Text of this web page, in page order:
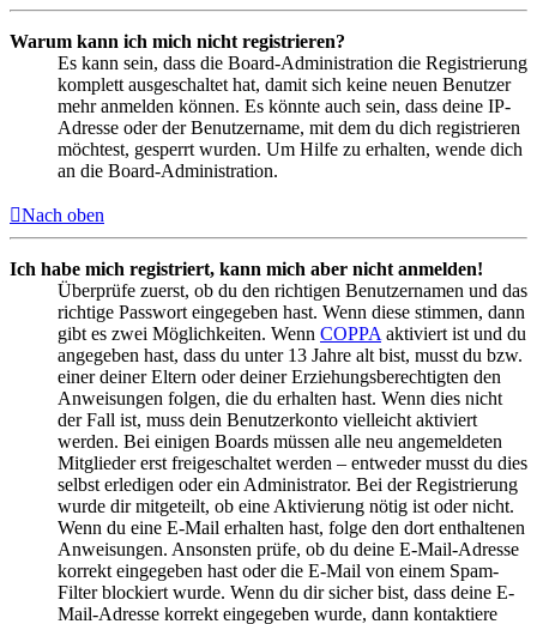
Warum kann ich mich nicht registrieren?
Es kann sein, dass die Board-Administration die Registrierung
komplett ausgeschaltet hat, damit sich keine neuen Benutzer
mehr anmelden können. Es könnte auch sein, dass deine IP-
Adresse oder der Benutzername, mit dem du dich registrieren
möchtest, gesperrt wurden. Um Hilfe zu erhalten, wende dich
an die Board-Administration.
Nach oben
Ich habe mich registriert, kann mich aber nicht anmelden!
Überprüfe zuerst, ob du den richtigen Benutzernamen und das
richtige Passwort eingegeben hast. Wenn diese stimmen, dann
gibt es zwei Möglichkeiten. Wenn COPPA aktiviert ist und du
angegeben hast, dass du unter 13 Jahre alt bist, musst du bzw.
einer deiner Eltern oder deiner Erziehungsberechtigten den
Anweisungen folgen, die du erhalten hast. Wenn dies nicht
der Fall ist, muss dein Benutzerkonto vielleicht aktiviert
werden. Bei einigen Boards müssen alle neu angemeldeten
Mitglieder erst freigeschaltet werden – entweder musst du dies
selbst erledigen oder ein Administrator. Bei der Registrierung
wurde dir mitgeteilt, ob eine Aktivierung nötig ist oder nicht.
Wenn du eine E-Mail erhalten hast, folge den dort enthaltenen
Anweisungen. Ansonsten prüfe, ob du deine E-Mail-Adresse
korrekt eingegeben hast oder die E-Mail von einem Spam-
Filter blockiert wurde. Wenn du dir sicher bist, dass deine E-
Mail-Adresse korrekt eingegeben wurde, dann kontaktiere